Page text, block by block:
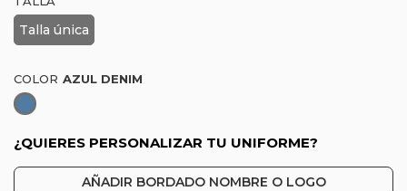
Talla única
COLOR
Azul
¿QUIERES PERSONALIZAR TU UNIFORME?
AÑADIR BORDADO NOMBRE O LOGO